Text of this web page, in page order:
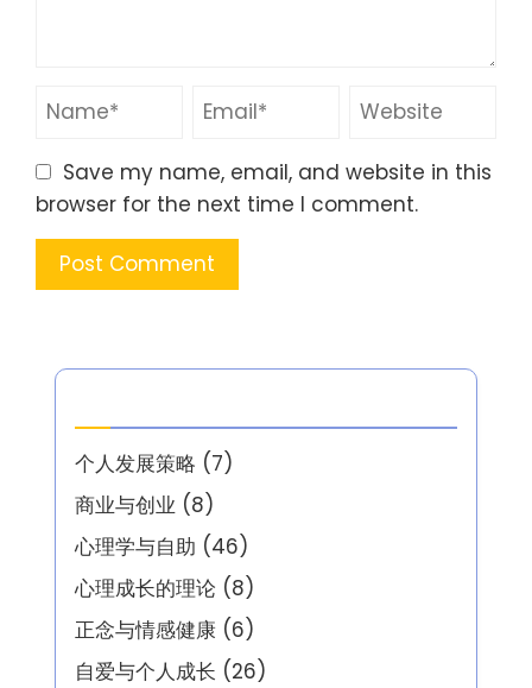
Save my name, email, and website in this
browser for the next time I comment.
个人发展策略 (7)
商业与创业 (8)
心理学与自助 (46)
心理成长的理论 (8)
正念与情感健康 (6)
自爱与个人成长 (26)